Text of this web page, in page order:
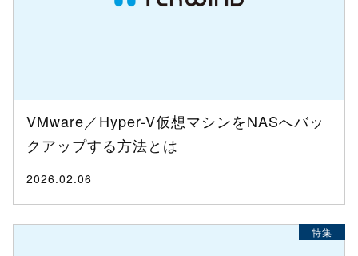
VMware／Hyper-V仮想マシンをNASへバッ
クアップする方法とは
2026.02.06
特集